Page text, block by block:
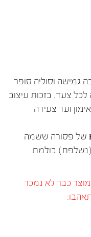
גמישה וסוליה סופר
לכל צעד. בזכות עיצוב
ועד צעידה
הנעליים הן חלק מסדרת ®RUNFLEX של פסורה ששמה
(נשלפת) בולמת
כבר לא נמכר